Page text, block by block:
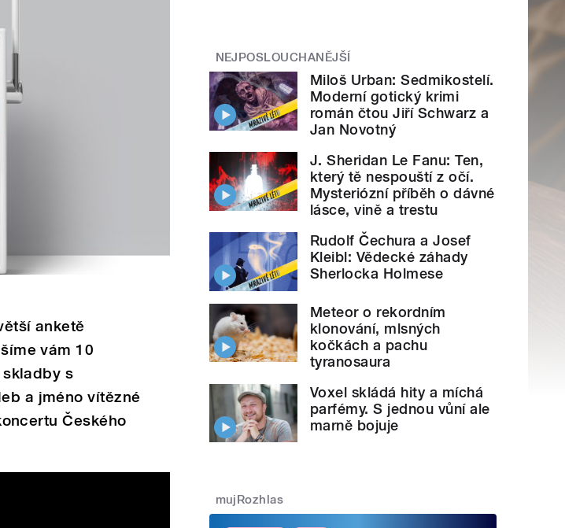
anketě
vám 10
s
a jméno vítězné
Českého
NEJPOSLOUCHANĚJŠÍ
Miloš Urban: Sedmikostelí.
Moderní gotický krimi
román čtou Jiří Schwarz a
Jan Novotný
J. Sheridan Le Fanu: Ten,
který tě nespouští z očí.
Mysteriózní příběh o dávné
lásce, vině a trestu
Rudolf Čechura a Josef
Kleibl: Vědecké záhady
Sherlocka Holmese
Meteor o rekordním
klonování, mlsných
kočkách a pachu
tyranosaura
Voxel skládá hity a míchá
parfémy. S jednou vůní ale
marně bojuje
mujRozhlas